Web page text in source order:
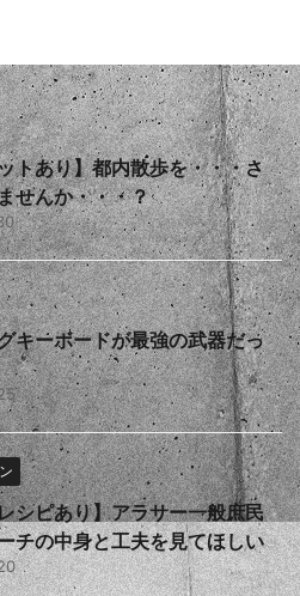
トあり】都内散歩を・・・さ
せんか・・・？
キーボードが最強の武器だっ
シピあり】アラサー一般庶民
チの中身と工夫を見てほしい